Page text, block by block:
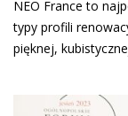
NEO France to
typy profili
pięknej,